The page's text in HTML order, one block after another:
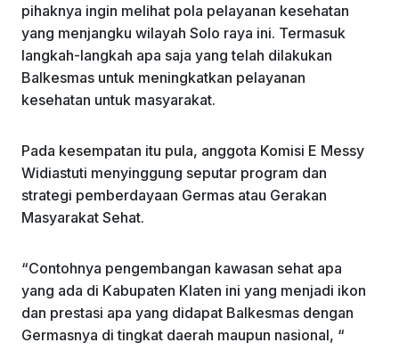
pihaknya ingin melihat pola pelayanan kesehatan
yang menjangku wilayah Solo raya ini. Termasuk
langkah-langkah apa saja yang telah dilakukan
Balkesmas untuk meningkatkan pelayanan
kesehatan untuk masyarakat.
Pada kesempatan itu pula, anggota Komisi E Messy
Widiastuti menyinggung seputar program dan
strategi pemberdayaan Germas atau Gerakan
Masyarakat Sehat.
“Contohnya pengembangan kawasan sehat apa
yang ada di Kabupaten Klaten ini yang menjadi ikon
dan prestasi apa yang didapat Balkesmas dengan
Germasnya di tingkat daerah maupun nasional, “